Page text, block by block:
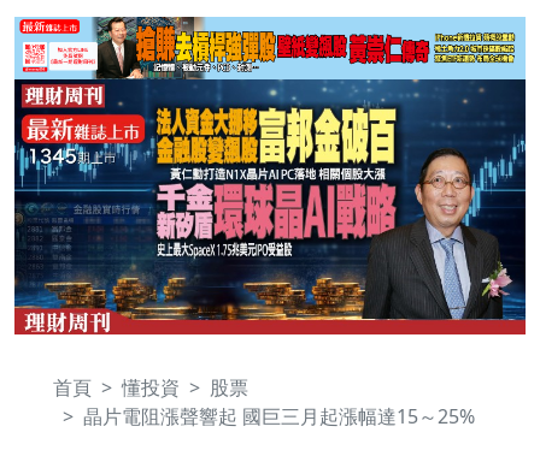
首頁 懂投資
股票
晶片電阻漲聲響起 國巨三月起漲幅達15～25%